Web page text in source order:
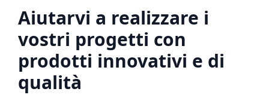
Aiutarvi a realizzare i
vostri progetti con
prodotti innovativi e di
qualità